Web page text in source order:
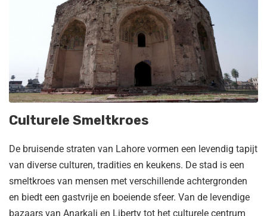
Culturele Smeltkroes
De bruisende straten van Lahore vormen een levendig tapijt
van diverse culturen, tradities en keukens. De stad is een
smeltkroes van mensen met verschillende achtergronden
en biedt een gastvrije en boeiende sfeer. Van de levendige
bazaars van Anarkali en Liberty tot het culturele centrum